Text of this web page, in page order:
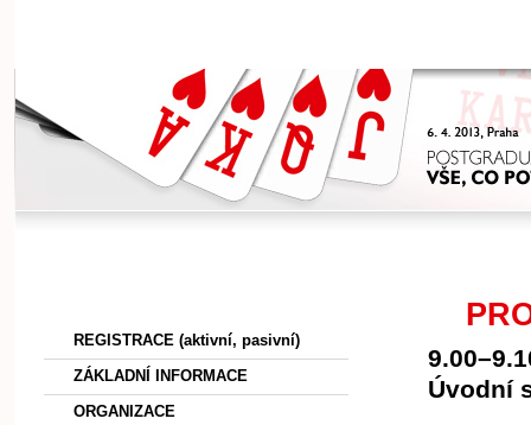
REGISTRACE (aktivní, pasivní)
ZÁKLADNÍ INFORMACE
ORGANIZACE
Úvodní